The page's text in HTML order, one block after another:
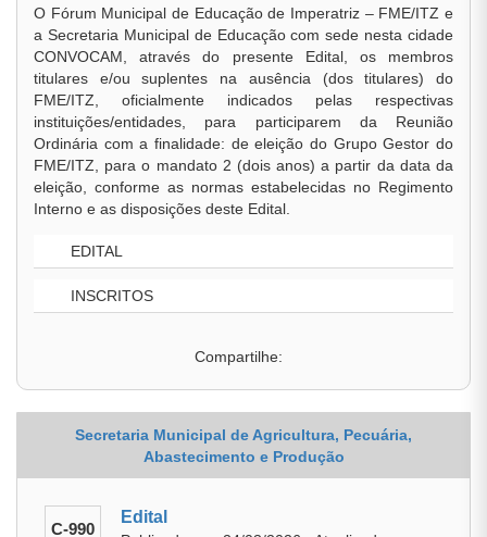
O Fórum Municipal de Educação de Imperatriz – FME/ITZ e
a Secretaria Municipal de Educação com sede nesta cidade
CONVOCAM, através do presente Edital, os membros
titulares e/ou suplentes na ausência (dos titulares) do
FME/ITZ, oficialmente indicados pelas respectivas
instituições/entidades, para participarem da Reunião
Ordinária com a finalidade: de eleição do Grupo Gestor do
FME/ITZ, para o mandato 2 (dois anos) a partir da data da
eleição, conforme as normas estabelecidas no Regimento
Interno e as disposições deste Edital.
EDITAL
INSCRITOS
Compartilhe:
Secretaria Municipal de Agricultura, Pecuária,
Abastecimento e Produção
C-990
Edital